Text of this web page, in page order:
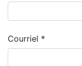
Courriel *